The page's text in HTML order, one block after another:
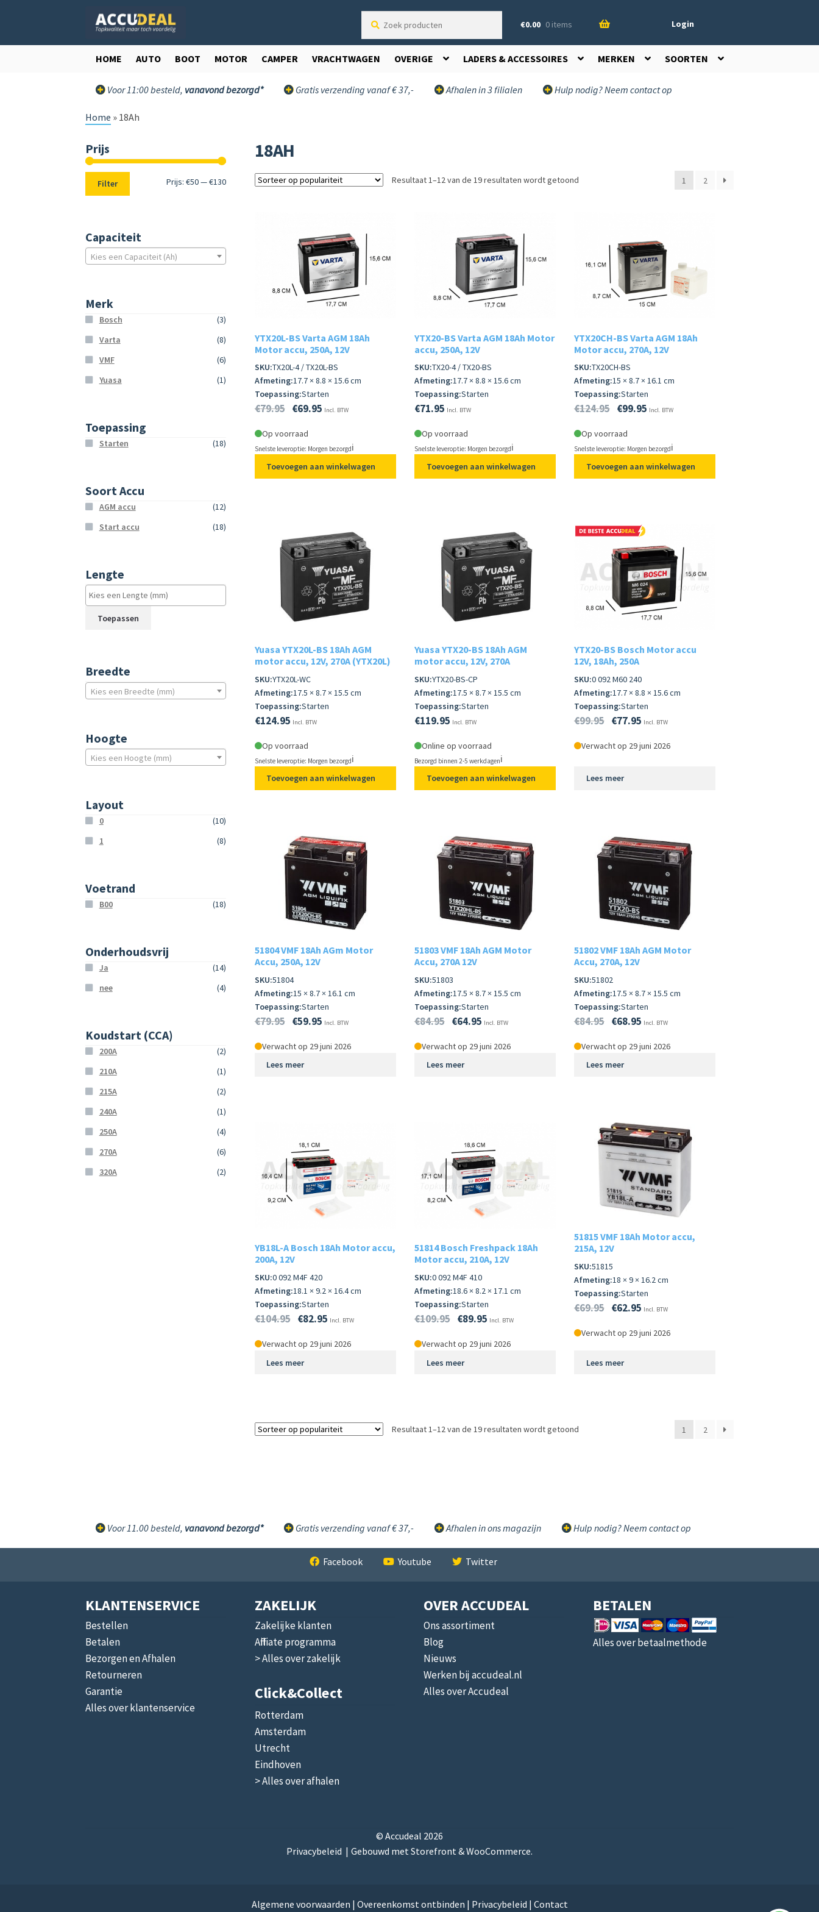
door
direct
€0.00 0 items
producten
HOME AUTO BOOT MOTOR CAMPER VRACHTWAGEN OVERIGE LADERS & ACCESSOIRES MERKEN SOORTEN
Voor 11:00 besteld, vanavond bezorgd* Gratis verzending vanaf € 37,- Afhalen in 3 filialen Hulp nodig? Neem contact op
Home » 18Ah
18AH
Resultaat 1–12 van de 19 resultaten wordt getoond 1 2
YTX20L-BS Varta AGM 18Ah
Motor accu, 250A, 12V
SKU:TX20L-4 / TX20L-BS
Afmeting:17.7 × 8.8 × 15.6 cm
Toepassing:Starten
€79.95 €69.95 Incl. BTW
Op voorraad
Snelste leveroptie: Morgen bezorgdℹ️
Toevoegen aan winkelwagen
YTX20-BS Varta AGM 18Ah Motor
accu, 250A, 12V
SKU:TX20-4 / TX20-BS
Afmeting:17.7 × 8.8 × 15.6 cm
Toepassing:Starten
€71.95 Incl. BTW
Op voorraad
Snelste leveroptie: Morgen bezorgdℹ️
Toevoegen aan winkelwagen
YTX20CH-BS Varta AGM 18Ah
Motor accu, 270A, 12V
SKU:TX20CH-BS
Afmeting:15 × 8.7 × 16.1 cm
Toepassing:Starten
€124.95 €99.95 Incl. BTW
Op voorraad
Snelste leveroptie: Morgen bezorgdℹ️
Toevoegen aan winkelwagen
Yuasa YTX20L-BS 18Ah AGM
motor accu, 12V, 270A (YTX20L)
SKU:YTX20L-WC
Afmeting:17.5 × 8.7 × 15.5 cm
Toepassing:Starten
€124.95 Incl. BTW
Op voorraad
Snelste leveroptie: Morgen bezorgdℹ️
Toevoegen aan winkelwagen
Yuasa YTX20-BS 18Ah AGM
motor accu, 12V, 270A
SKU:YTX20-BS-CP
Afmeting:17.5 × 8.7 × 15.5 cm
Toepassing:Starten
€119.95 Incl. BTW
Online op voorraad
Bezorgd binnen 2-5 werkdagenℹ️
Toevoegen aan winkelwagen
YTX20-BS Bosch Motor accu
12V, 18Ah, 250A
SKU:0 092 M60 240
Afmeting:17.7 × 8.8 × 15.6 cm
Toepassing:Starten
€99.95 €77.95 Incl. BTW
Verwacht op 29 juni 2026
Lees meer
51804 VMF 18Ah AGm Motor
Accu, 250A, 12V
SKU:51804
Afmeting:15 × 8.7 × 16.1 cm
Toepassing:Starten
€79.95 €59.95 Incl. BTW
Verwacht op 29 juni 2026
Lees meer
51803 VMF 18Ah AGM Motor
Accu, 270A 12V
SKU:51803
Afmeting:17.5 × 8.7 × 15.5 cm
Toepassing:Starten
€84.95 €64.95 Incl. BTW
Verwacht op 29 juni 2026
Lees meer
51802 VMF 18Ah AGM Motor
Accu, 270A, 12V
SKU:51802
Afmeting:17.5 × 8.7 × 15.5 cm
Toepassing:Starten
€84.95 €68.95 Incl. BTW
Verwacht op 29 juni 2026
Lees meer
YB18L-A Bosch 18Ah Motor accu,
200A, 12V
SKU:0 092 M4F 420
Afmeting:18.1 × 9.2 × 16.4 cm
Toepassing:Starten
€104.95 €82.95 Incl. BTW
Verwacht op 29 juni 2026
Lees meer
51814 Bosch Freshpack 18Ah
Motor accu, 210A, 12V
SKU:0 092 M4F 410
Afmeting:18.6 × 8.2 × 17.1 cm
Toepassing:Starten
€109.95 €89.95 Incl. BTW
Verwacht op 29 juni 2026
Lees meer
51815 VMF 18Ah Motor accu,
215A, 12V
SKU:51815
Afmeting:18 × 9 × 16.2 cm
Toepassing:Starten
€69.95 €62.95 Incl. BTW
Verwacht op 29 juni 2026
Lees meer
Resultaat 1–12 van de 19 resultaten wordt getoond 1 2
Prijs
Min.
Max.
Filter Prijs:€50—€130
Capaciteit
Kies een Capaciteit (Ah)
Merk
Bosch
(3)
Varta
(8)
VMF
(6)
Yuasa
(1)
Toepassing
Starten (18)
Soort Accu
AGM accu
(12)
Start accu
(18)
Lengte
Toepassen
Breedte
Kies een Breedte (mm)
Hoogte
Kies een Hoogte (mm)
Layout
0
(10)
1
(8)
Voetrand
B00 (18)
Onderhoudsvrij
Ja
(14)
nee
(4)
Koudstart (CCA)
200A
(2)
210A
(1)
215A
(2)
240A
(1)
250A
(4)
270A
(6)
320A
(2)
Voor 11.00 besteld, vanavond bezorgd* Gratis verzending vanaf € 37,- Afhalen in ons magazijn Hulp nodig? Neem contact op
Facebook Youtube Twitter
KLANTENSERVICE
Bestellen
Betalen
Bezorgen en Afhalen
Retourneren
Garantie
Alles over klantenservice
ZAKELIJK
Zakelijke klanten
Affiliate programma
> Alles over zakelijk
Click&collect
Rotterdam
Amsterdam
Utrecht
Eindhoven
> Alles over afhalen
OVER ACCUDEAL
Ons assortiment
Blog
Nieuws
Werken bij accudeal.nl
Alles over Accudeal
BETALEN
Alles over betaalmethode
© Accudeal 2026
Privacybeleid
Gebouwd met Storefront & WooCommerce.
Algemene voorwaarden | Overeenkomst ontbinden | Privacybeleid | Contact
Login